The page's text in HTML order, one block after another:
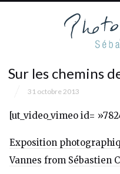
Sur les chemins
31 octobre 2013
[ut_video_vimeo id=
Exposition
Vannes from Sébastien